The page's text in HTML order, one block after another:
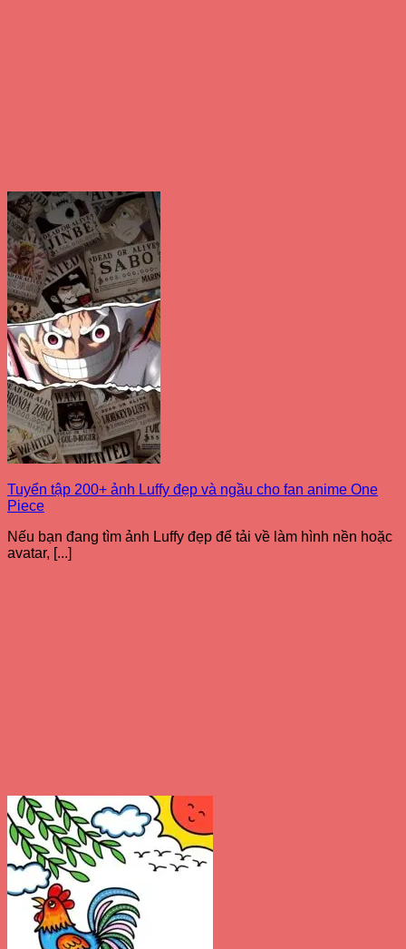
Tuyển tập 200+ ảnh Luffy đẹp và ngầu cho fan anime One
Piece
Nếu bạn đang tìm ảnh Luffy đẹp để tải về làm hình nền hoặc
avatar, [...]